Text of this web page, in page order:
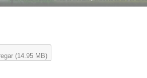
(14.95 MB)